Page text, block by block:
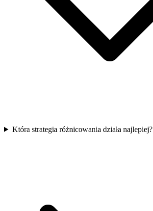
Która strategia różnicowania działa najlepiej?